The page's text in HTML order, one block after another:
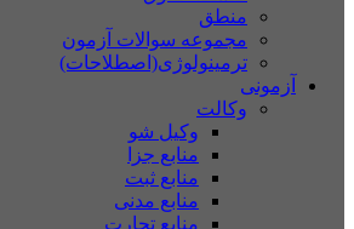
منطق
مجموعه سوالات آزمون
ترمینولوژی(اصطلاحات)
آزمونی
وکالت
وکیل شو
منابع جزا
منابع ثبت
منابع مدنی
منابع تجارت